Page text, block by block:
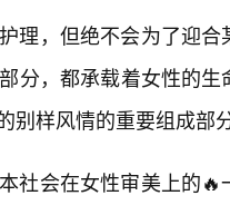
理，但绝不会为了迎合
分，都承载着女性的
样风情的重要组成部分
社会在女性审美上的🔥